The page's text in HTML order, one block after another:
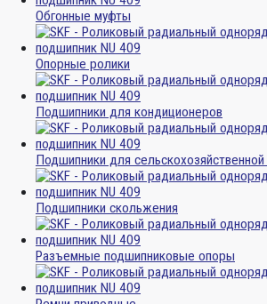
Обгонные муфты
Опорные ролики
Подшипники для кондиционеров
Подшипники для сельскохозяйственной
Подшипники скольжения
Разъемные подшипниковые опоры